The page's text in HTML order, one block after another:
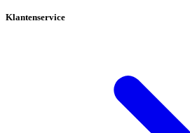
Klantenservice